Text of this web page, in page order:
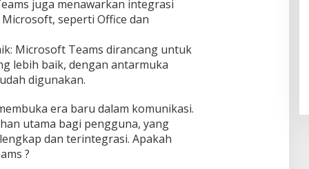
juga menawarkan integrasi
seperti Office dan
Microsoft Teams dirancang untuk
lebih baik, dengan antarmuka
digunakan.
era baru dalam komunikasi.
utama bagi pengguna, yang
dan terintegrasi. Apakah
?
Warga Berebut Kuota
Di Daerah, Nasional